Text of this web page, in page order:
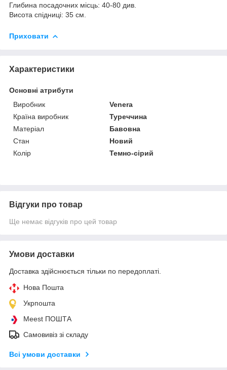
Глибина посадочних місць: 40-80 див.
Висота спідниці: 35 см.
Приховати
Характеристики
Основні атрибути
Виробник
Venera
Країна виробник
Туреччина
Матеріал
Бавовна
Стан
Новий
Колір
Темно-сірий
Відгуки про товар
Ще немає відгуків про цей товар
Умови доставки
Доставка здійснюється тільки по передоплаті.
Нова Пошта
Укрпошта
Meest ПОШТА
Самовивіз зі складу
Всі умови доставки